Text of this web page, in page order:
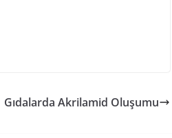
Gıdalarda Akrilamid Oluşumu